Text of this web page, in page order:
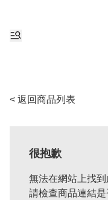
< 返回商品列表
很抱歉
無法在網站上找到
請檢查商品連結是